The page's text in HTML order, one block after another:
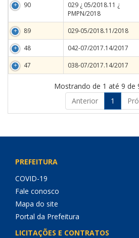
90
029 ¿ 05/2018.11 ¿
PMPN/2018
89 029-05/2018.11/2018
48
042-07/2017.14/2017
47
038-07/2017.14/2017
Mostrando de 1 até 9 de
Anterior
1
PREFEITURA
COVID-19
Fale conosco
Mapa do site
Portal da Prefeitura
LICITAÇÕES E CONTRATOS